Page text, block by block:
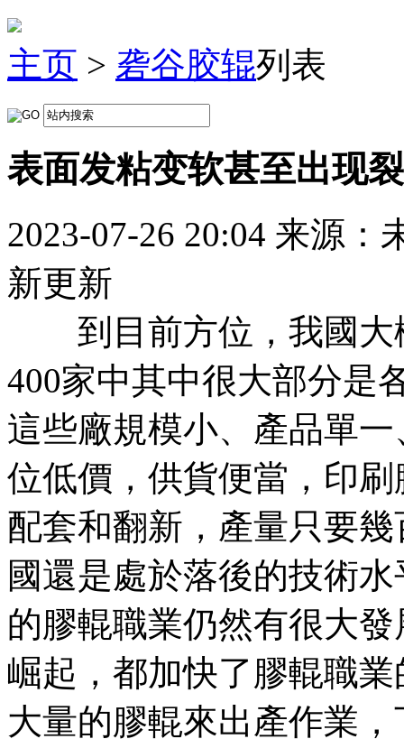
主页 > 砻谷胶辊列表
表面发粘变软甚至出现
2023-07-26 20:04 来源：
新更新
到目前方位，我國大
400家中其中很大部分是
這些廠規模小、產品單
位低價，供貨便當，印
配套和翻新，產量只要
國還是處於落後的技術
的膠輥職業仍然有很大
崛起，都加快了膠輥職
大量的膠輥來出產作業